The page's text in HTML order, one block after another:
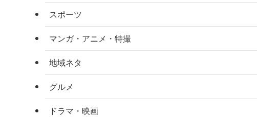
スポーツ
マンガ・アニメ・特撮
地域ネタ
グルメ
ドラマ・映画